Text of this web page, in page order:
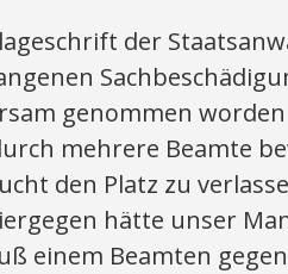
der
genommen worden
mehrere Beamte
den Platz zu
hätte unser
einem Beamten